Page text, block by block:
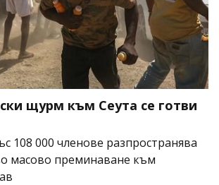
щурм към Сеута се готви
108 000 членове разпространява
масово преминаване към